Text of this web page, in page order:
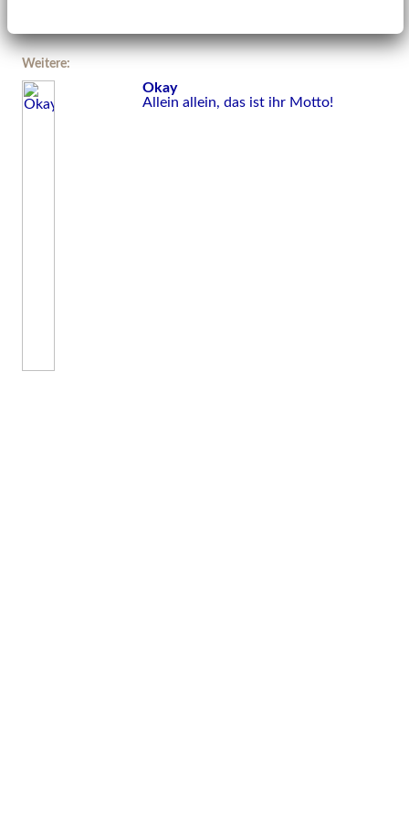
Weitere:
Okay
Allein allein, das ist ihr Motto!